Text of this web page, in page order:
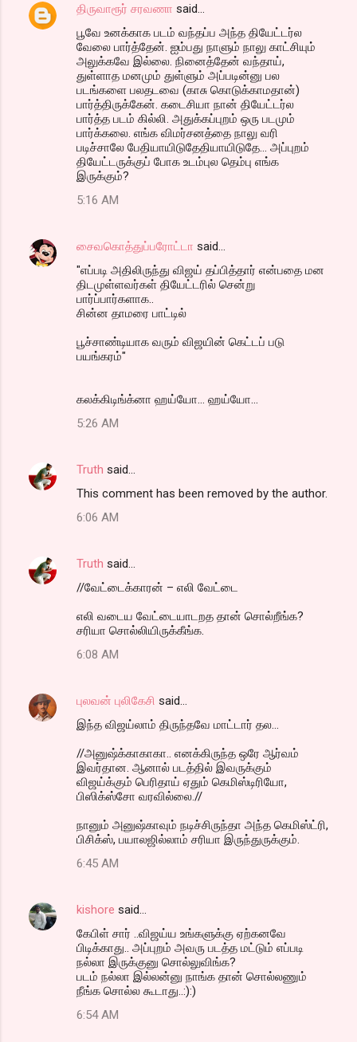
திருவாரூர் சரவணா said…
பூவே உனக்காக படம் வந்தப்ப அந்த தியேட்டர்ல
வேலை பார்த்தேன். ஐம்பது நாளும் நாலு காட்சியும்
அலுக்கவே இல்லை. நினைத்தேன் வந்தாய்,
துள்ளாத மனமும் துள்ளும் அப்படின்னு பல
படங்களை பலதடவை (காசு கொடுக்காமதான்)
பார்த்திருக்கேன். கடைசியா நான் தியேட்டர்ல
பார்த்த படம் கில்லி. அதுக்கப்புறம் ஒரு படமும்
பார்க்கலை. எங்க விமர்சனத்தை நாலு வரி
படிச்சாலே பேதியாயிடுதேதியாயிடுதே... அப்புறம்
தியேட்டருக்குப் போக உடம்புல தெம்பு எங்க
இருக்கும்?
5:16 AM
சைவகொத்துப்பரோட்டா said…
"எப்படி அதிலிருந்து விஜய் தப்பித்தார் என்பதை மன
திடமுள்ளவர்கள் தியேட்டரில் சென்று
பார்ப்பார்களாக..
சின்ன தாமரை பாட்டில்
பூச்சாண்டியாக வரும் விஜயின் கெட்டப் படு
பயங்கரம்"
கலக்கிடிங்க்னா ஹய்யோ... ஹய்யோ...
5:26 AM
Truth said…
This comment has been removed by the author.
6:06 AM
Truth said…
//வேட்டைக்காரன் – எலி வேட்டை
எலி வடைய வேட்டையாடறத தான் சொல்றீங்க?
சரியா சொல்லியிருக்கீங்க.
6:08 AM
புலவன் புலிகேசி said…
இந்த விஜய்லாம் திருந்தவே மாட்டார் தல...
//அனுஷ்க்காகாகா.. எனக்கிருந்த ஒரே ஆர்வம்
இவர்தான. ஆனால் படத்தில் இவருக்கும்
விஜய்க்கும் பெரிதாய் ஏதும் கெமிஸ்டிரியோ,
பிஸிக்ஸ்சோ வரவில்லை.//
நானும் அனுஷ்காவும் நடிச்சிருந்தா அந்த கெமிஸ்ட்ரி,
பிசிக்ஸ், பயாலஜில்லாம் சரியா இருந்துருக்கும்.
6:45 AM
kishore said…
கேபிள் சார் ..விஜய்ய உங்களுக்கு ஏற்கனவே
பிடிக்காது.. அப்புறம் அவரு படத்த மட்டும் எப்படி
நல்லா இருக்குனு சொல்லுவிங்க?
படம் நல்லா இல்லன்னு நாங்க தான் சொல்லணும்
நீங்க சொல்ல கூடாது..:):)
6:54 AM